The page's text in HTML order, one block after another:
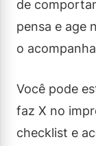
de
pensa e age
o
Você pode
faz X no
checklist e